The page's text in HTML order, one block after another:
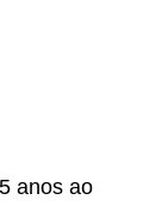
anos ao